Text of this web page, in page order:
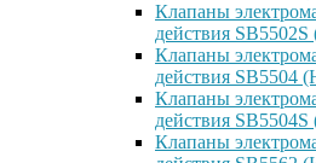
Клапаны
действия
Клапаны
действия SB5504
Клапаны
действия
Клапаны